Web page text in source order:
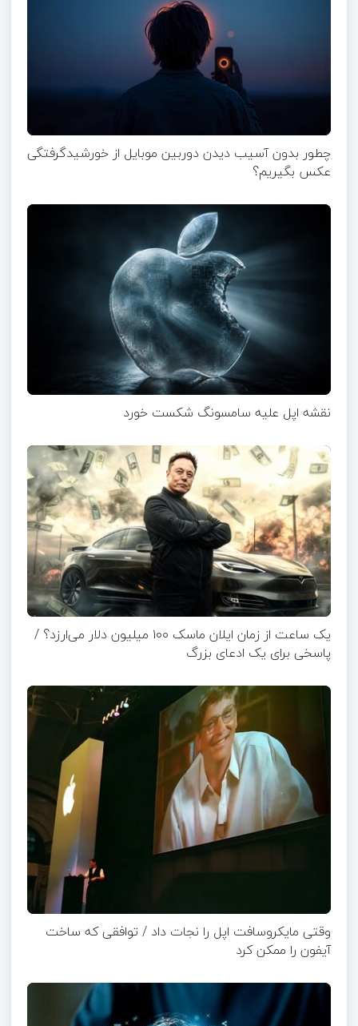
چطور بدون آسیب دیدن دوربین موبایل از خورشیدگرفتگی
عکس بگیریم؟
نقشه اپل علیه سامسونگ شکست خورد
یک ساعت از زمان ایلان ماسک ۱۰۰ میلیون دلار می‌ارزد؟ /
پاسخی برای یک ادعای بزرگ
وقتی مایکروسافت اپل را نجات داد / توافقی که ساخت
آیفون را ممکن کرد